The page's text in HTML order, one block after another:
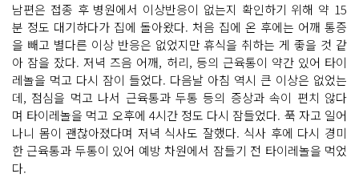
남편은 접종 후 병원에서 이상반응이 없는지 확인하기 위해 약 15
분 정도 대기하다가 집에 돌아왔다. 처음 집에 온 후에는 어깨 통증
을 빼고 별다른 이상 반응은 없었지만 휴식을 취하는 게 좋을 것 같
아 잠을 잤다. 저녁 즈음 어깨, 허리, 등의 근육통이 약간 있어 타이
레놀을 먹고 다시 잠이 들었다. 다음날 아침 역시 큰 이상은 없었는
데, 점심을 먹고 나서 근육통과 두통 등의 증상과 속이 편치 않다
며 타이레놀을 먹고 오후에 4시간 정도 다시 잠들었다. 푹 자고 일어
나니 몸이 괜찮아졌다며 저녁 식사도 잘했다. 식사 후에 다시 경미
한 근육통과 두통이 있어 예방 차원에서 잠들기 전 타이레놀을 먹었
다.